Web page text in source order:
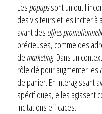
Lespopupssont un outil
des visiteurs et les inciter à
avant des offres
précieuses, comme des
de marketing. Dans un
rôle clé pour augmenter les
de panier. En interagissant
spécifiques, elles agissent
incitations efficaces.